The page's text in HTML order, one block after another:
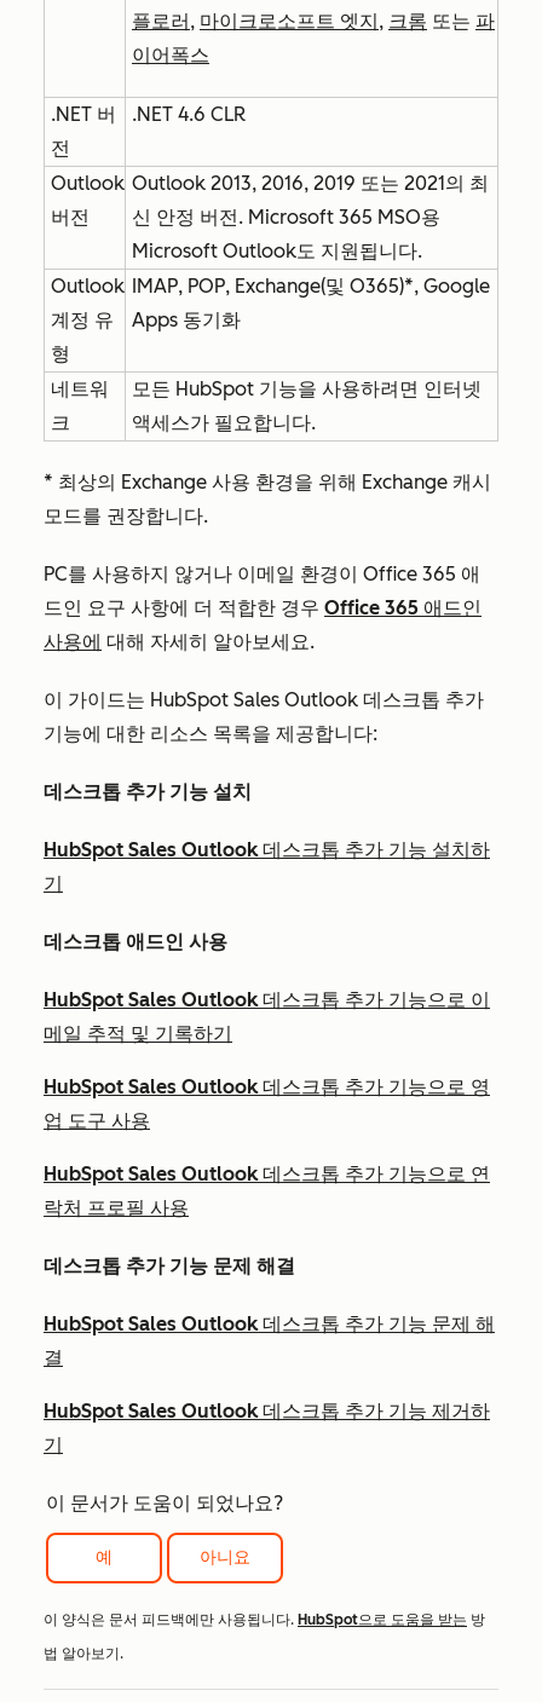
플로러, 마이크로소프트 엣지, 크롬 또는 파
이어폭스
.NET 버
전
.NET 4.6 CLR
Outlook
버전
Outlook 2013, 2016, 2019 또는 2021의 최
신 안정 버전. Microsoft 365 MSO용
Microsoft Outlook도 지원됩니다.
Outlook
계정 유
형
IMAP, POP, Exchange(및 O365)*, Google
Apps 동기화
네트워
크
모든 HubSpot 기능을 사용하려면 인터넷
액세스가 필요합니다.
* 최상의 Exchange 사용 환경을 위해 Exchange 캐시
모드를 권장합니다.
PC를 사용하지 않거나 이메일 환경이 Office 365 애
드인 요구 사항에 더 적합한 경우 Office 365 애드인
사용에 대해 자세히 알아보세요.
이 가이드는 HubSpot Sales Outlook 데스크톱 추가
기능에 대한 리소스 목록을 제공합니다:
데스크톱 추가 기능 설치
HubSpot Sales Outlook 데스크톱 추가 기능 설치하
기
데스크톱 애드인 사용
HubSpot Sales Outlook 데스크톱 추가 기능으로 이
메일 추적 및 기록하기
HubSpot Sales Outlook 데스크톱 추가 기능으로 영
업 도구 사용
HubSpot Sales Outlook 데스크톱 추가 기능으로 연
락처 프로필 사용
데스크톱 추가 기능 문제 해결
HubSpot Sales Outlook 데스크톱 추가 기능 문제 해
결
HubSpot Sales Outlook 데스크톱 추가 기능 제거하
기
이 문서가 도움이 되었나요?
예 아니요
이 양식은 문서 피드백에만 사용됩니다. HubSpot으로 도움을 받는 방
법 알아보기.